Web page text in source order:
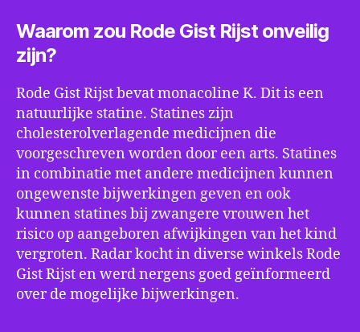
Waarom zou Rode Gist Rijst onveilig
zijn?
Rode Gist Rijst bevat monacoline K. Dit is een
natuurlijke statine. Statines zijn
cholesterolverlagende medicijnen die
voorgeschreven worden door een arts. Statines
in combinatie met andere medicijnen kunnen
ongewenste bijwerkingen geven en ook
kunnen statines bij zwangere vrouwen het
risico op aangeboren afwijkingen van het kind
vergroten. Radar kocht in diverse winkels Rode
Gist Rijst en werd nergens goed geïnformeerd
over de mogelijke bijwerkingen.